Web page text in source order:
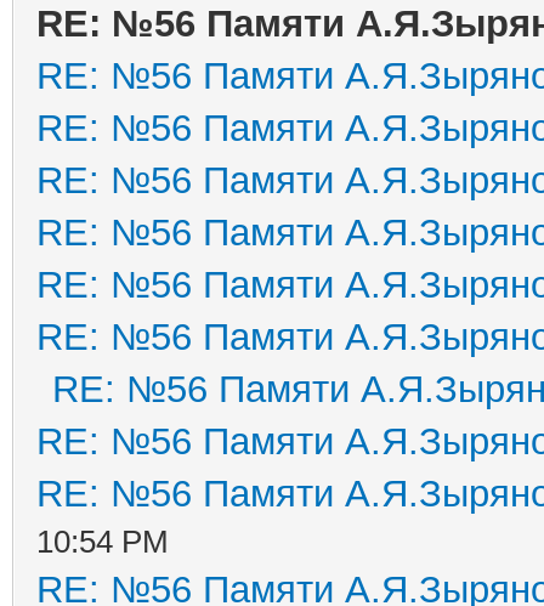
RE: №56 Памяти
RE: №56 Памяти
RE: №56 Памяти
RE: №56 Памяти
RE: №56 Памяти
RE: №56 Памяти
RE: №56 Памяти
RE: №56 Памяти
RE: №56 Памяти
RE: №56 Памяти
10:54 PM
RE: №56 Памяти